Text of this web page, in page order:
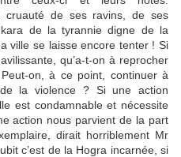
cruauté de ses ravins, de ses
de la tyrannie digne de la
ville se laisse encore tenter ! Si
qu’a-t-on à reprocher
on, à ce point, continuer à
la violence ? Si une action
est condamnable et nécessite
action nous parvient de la part
dirait horriblement Mr
c’est de la Hogra incarnée, si